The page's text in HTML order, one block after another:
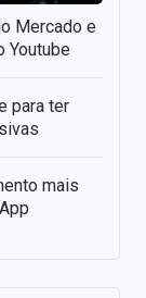
Mercado e
Youtube
para ter
mais